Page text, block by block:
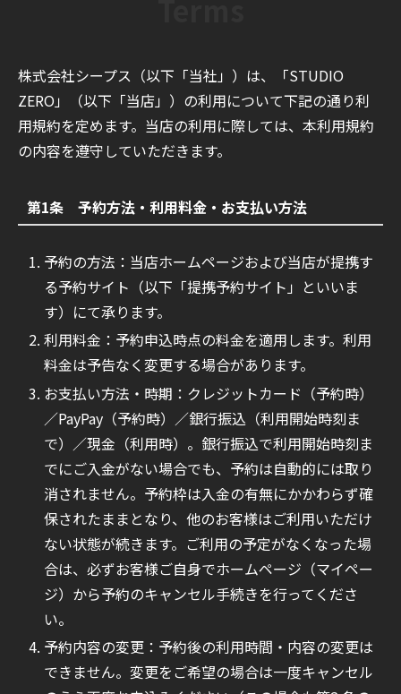
株式会社シープス（以下「当社」）は、「STUDIO
ZERO」（以下「当店」）の利用について下記の通り利
用規約を定めます。当店の利用に際しては、本利用規約
の内容を遵守していただきます。
第1条 予約方法・利用料金・お支払い方法
予約の方法：当店ホームページおよび当店が提携す
る予約サイト（以下「提携予約サイト」といいま
す）にて承ります。
利用料金：予約申込時点の料金を適用します。利用
料金は予告なく変更する場合があります。
お支払い方法・時期：クレジットカード（予約時）
／PayPay（予約時）／銀行振込（利用開始時刻ま
で）／現金（利用時）。銀行振込で利用開始時刻ま
でにご入金がない場合でも、予約は自動的には取り
消されません。予約枠は入金の有無にかかわらず確
保されたままとなり、他のお客様はご利用いただけ
ない状態が続きます。ご利用の予定がなくなった場
合は、必ずお客様ご自身でホームページ（マイペー
ジ）から予約のキャンセル手続きを行ってくださ
い。
予約内容の変更：予約後の利用時間・内容の変更は
できません。変更をご希望の場合は一度キャンセル